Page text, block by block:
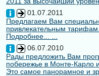
01.07.2011
Предлагаем Вам
привлекательным
Подробнее... ...
06.07.2010
Рады предложить Вам
побережье в Монте-Карло
Это самое панорамное и